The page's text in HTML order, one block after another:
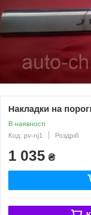
Накладки на
В наявності
Код: pv-nj1
Роздріб
1 035 ₴